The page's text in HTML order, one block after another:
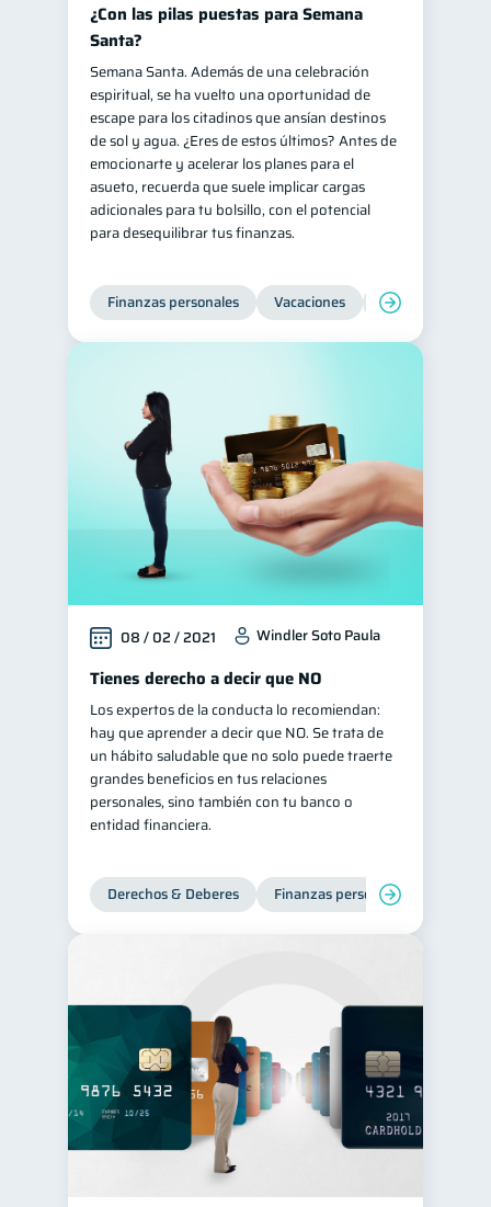
¿Con las pilas puestas para Semana
Santa?
Semana Santa. Además de una celebración
espiritual, se ha vuelto una oportunidad de
escape para los citadinos que ansían destinos
de sol y agua. ¿Eres de estos últimos? Antes de
emocionarte y acelerar los planes para el
asueto, recuerda que suele implicar cargas
adicionales para tu bolsillo, con el potencial
para desequilibrar tus finanzas.
Finanzas personales Vacaciones Organización
08 / 02 / 2021 Windler Soto Paula
Tienes derecho a decir que NO
Los expertos de la conducta lo recomiendan:
hay que aprender a decir que NO. Se trata de
un hábito saludable que no solo puede traerte
grandes beneficios en tus relaciones
personales, sino también con tu banco o
entidad financiera.
Derechos & Deberes Finanzas personales